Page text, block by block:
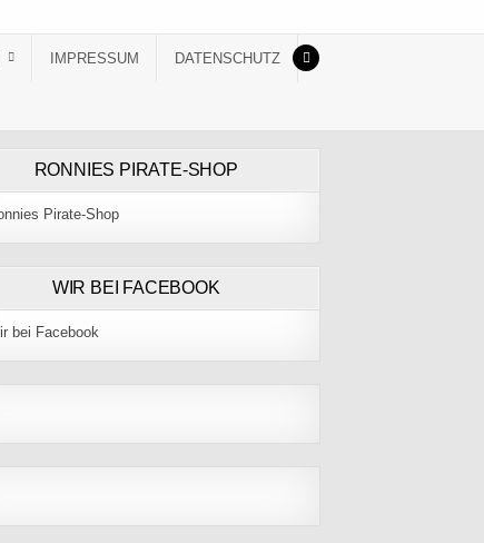
IMPRESSUM DATENSCHUTZ
RONNIES PIRATE-SHOP
WIR BEI FACEBOOK